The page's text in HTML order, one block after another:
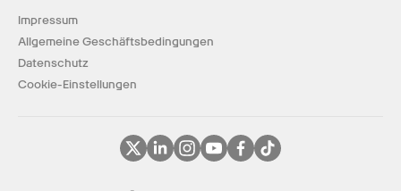
Impressum
Allgemeine Geschäftsbedingungen
Datenschutz
Cookie-Einstellungen